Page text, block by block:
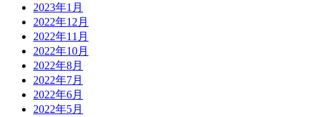
2023年1月
2022年12月
2022年11月
2022年10月
2022年8月
2022年7月
2022年6月
2022年5月